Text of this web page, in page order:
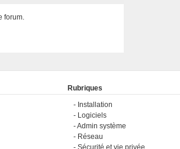
forum.
Rubriques
Installation
Logiciels
Admin système
Réseau
Sécurité et vie privée